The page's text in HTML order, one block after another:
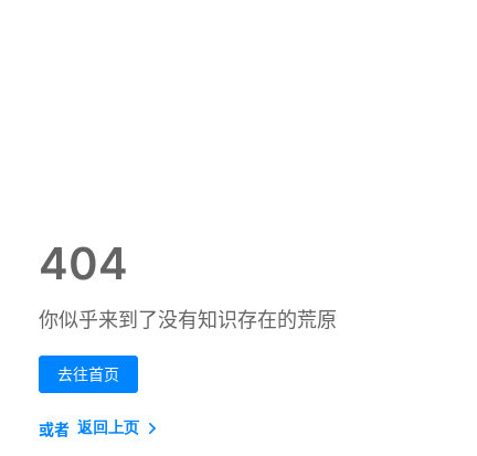
404
你似乎来到了没有知识存在的荒原
去往首页
或者 返回上页